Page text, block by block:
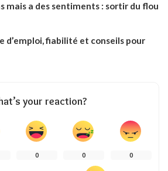
mais a des sentiments : sortir du flou
d’emploi, fiabilité et conseils pour
your reaction?
0 0 0